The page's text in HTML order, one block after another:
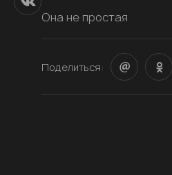
Она не простая
Поделиться: